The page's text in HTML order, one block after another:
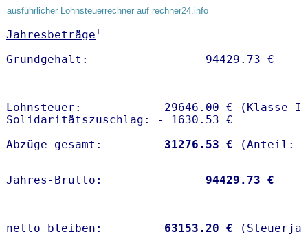
ausführlicher Lohnsteuerrechner auf rechner24.info
Jahresbeträge1
Lohnsteuer:           -29646.00 € (Klasse I)
Solidaritätszuschlag: - 1630.53 €
Abzüge gesamt:        - 31276.53 €
Jahres-Brutto: 94429.73 €
netto bleiben: 63153.20 €